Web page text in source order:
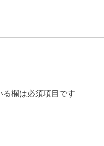
る欄は必須項目です